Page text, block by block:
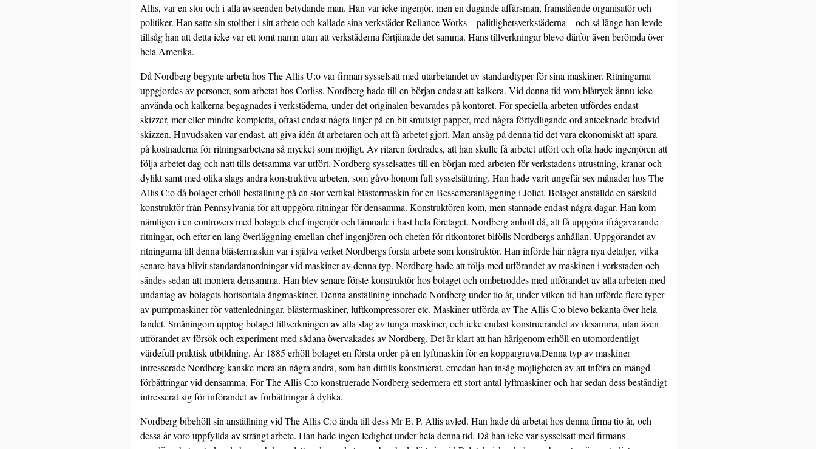
Allis, var en stor och i alla avseenden betydande man. Han var icke ingenjör, men en dugande affärsman, framstående organisatör och
politiker. Han satte sin stolthet i sitt arbete och kallade sina verkstäder Reliance Works – pålitlighetsverkstäderna – och så länge han levde
tillsåg han att detta icke var ett tomt namn utan att verkstäderna förtjänade det­ samma. Hans tillverkningar blevo därför även berömda över
hela Amerika.
Då Nordberg begynte arbeta hos The Allis U:o var firman sysselsatt med utarbetandet av standardtyper för sina maskiner. Ritningarna
uppgjordes av personer, som arbetat hos Corliss. Nordberg hade till en början endast att kalkera. Vid denna tid voro blåtryck ännu icke
använda och kalkerna begagnades i verkstäderna, under det originalen bevarades på kontoret. För speciella arbeten utfördes endast
skizzer, mer eller mindre kompletta, oftast endast några linjer på en bit smutsigt papper, med några förtydligande ord antecknade bredvid
skizzen. Huvudsaken var endast, att giva idén åt arbetaren och att få arbetet gjort. Man ansåg på denna tid det vara ekonomiskt att spara
på kostnaderna för ritningsarbetena så mycket som möjligt. Av ritaren fordrades, att han skulle få arbetet utfört och ofta hade ingenjören att
följa arbetet dag och natt tills detsamma var utfört. Nordberg sysselsattes till en början med arbeten för verkstadens utrustning, kranar och
dylikt samt med olika slags andra konstruktiva arbeten, som gåvo honom full sysselsättning. Han hade varit ungefär sex månader hos The
Allis C:o då bolaget erhöll beställning på en stor vertikal blästermaskin för en Bessemeranläggning i Joliet. Bolaget anställde en särskild
konstruktör från Pennsylvania för att uppgöra ritningar för densamma. Konstruktören kom, men stannade endast några dagar. Han kom
nämligen i en controvers med bolagets chef ingenjör och lämnade i hast hela företaget. Nordberg anhöll då, att få uppgöra ifrågavarande
ritningar, och efter en lång överläggning emellan chef ingenjören och chefen för ritkontoret bifölls Nordbergs anhållan. Uppgörandet av
ritningarna till denna blästermaskin var i själva verket Nordbergs första arbete som konstruktör. Han införde här några nya detaljer, vilka
senare hava blivit standardanordningar vid maskiner av denna typ. Nordberg hade att följa med utförandet av maskinen i verkstaden och
sändes sedan att montera densamma. Han blev senare förste konstruktör hos bolaget och ombetroddes med utförandet av alla arbeten med
undantag av bolagets horisontala ångmaskiner. Denna anställning innehade Nordberg under tio år, under vilken tid han utförde flere typer
av pumpmaskiner för vattenledningar, blästermaskiner, luftkompressorer etc. Maskiner utförda av The Allis C:o blevo bekanta över hela
landet. Småningom upptog bolaget tillverkningen av alla slag av tunga maskiner, och icke endast konstruerandet av desamma, utan även
utförandet av försök och experiment med sådana övervakades av Nordberg. Det är klart att han härigenom erhöll en utomordentligt
värdefull praktisk utbildning. År 1885 erhöll bolaget en första order på en lyftmaskin för en koppargruva.Denna typ av maskiner
intresserade Nordberg kanske mera än några andra, som han dittills konstruerat, emedan han insåg möjligheten av att införa en mängd
förbättringar vid densamma. För The Allis C:o konstruerade Nordberg sedermera ett stort antal lyft­maskiner och har sedan dess beständigt
intresserat sig för införandet av förbättringar å dylika.
Nordberg bibehöll sin anställning vid The Allis C:o ända till dess Mr E. P. Allis avled. Han hade då arbetat hos denna firma tio år, och
dessa år voro uppfyllda av strängt arbete. Han hade ingen ledighet under hela denna tid. Då han icke var sysselsatt med firmans